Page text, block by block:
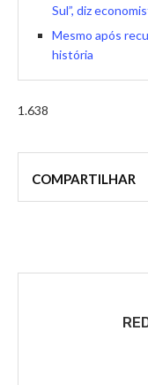
Sul”, diz
Mesmo após
história
1.638
COMPARTILHAR